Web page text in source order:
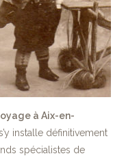
à Aix-en-
installe définitivement
spécialistes de